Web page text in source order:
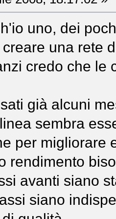
uno, dei
una rete
credo che le
già alcuni
sembra
per migliorare
rendimento
avanti siano
siano